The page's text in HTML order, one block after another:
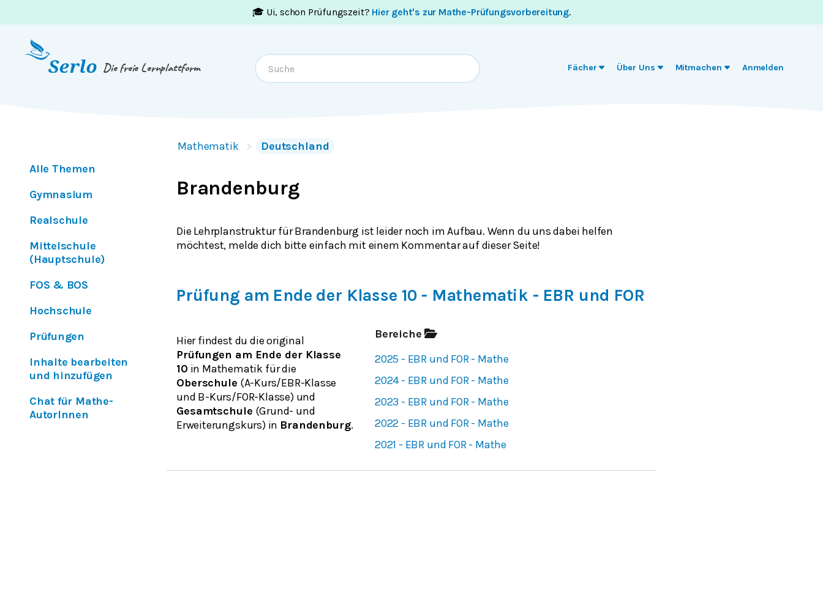
🎓 Ui, schon Prüfungszeit? Hier geht's zur Mathe-Prüfungsvorbereitung.
Die freie Lernplattform Fächer Über Uns Mitmachen Anmelden
Alle Themen
Gymnasium
Realschule
Mittelschule
(Hauptschule)
FOS & BOS
Hochschule
Prüfungen
Inhalte bearbeiten
und hinzufügen
Chat für Mathe-
AutorInnen
Mathematik Deutschland
Brandenburg
Die Lehrplanstruktur für Brandenburg ist leider noch im Aufbau. Wenn du uns dabei helfen
möchtest, melde dich bitte einfach mit einem Kommentar auf dieser Seite!
Prüfung am Ende der Klasse 10 - Mathematik - EBR und FOR
Hier findest du die original
Prüfungen am Ende der Klasse
10 in Mathematik für die
Oberschule (A-Kurs/EBR-Klasse
und B-Kurs/FOR-Klasse) und
Gesamtschule (Grund- und
Erweiterungskurs) in Brandenburg.
Bereiche
2025 - EBR und FOR - Mathe
2024 - EBR und FOR - Mathe
2023 - EBR und FOR - Mathe
2022 - EBR und FOR - Mathe
2021 - EBR und FOR - Mathe